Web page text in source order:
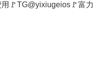
🚩TG@yixiugeios🚩富力